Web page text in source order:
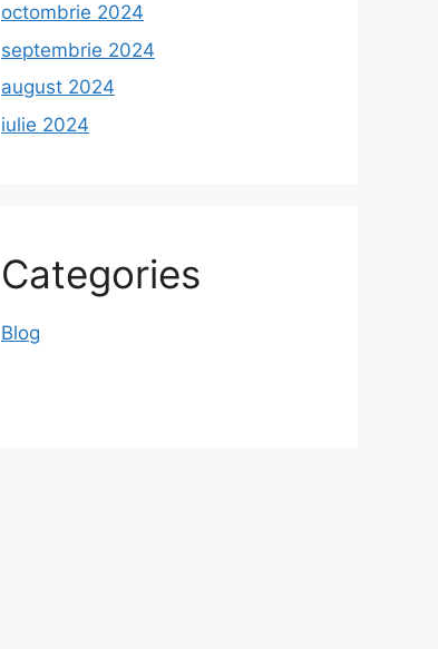
octombrie 2024
septembrie 2024
august 2024
iulie 2024
Categories
Blog